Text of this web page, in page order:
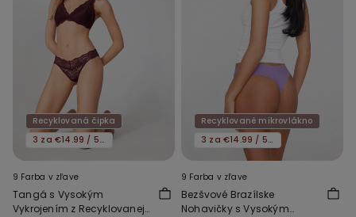
Recyklovaná čipka
3 za €14.99 / 5 za €21.99
9 Farba v zľave
Tangá s Vysokým
Vykrojením z Recyklovanej
Recyklované mikrovlákno
3 za €14.99 / 5 za €21.99
9 Farba v zľave
Bezšvové Brazílske
Nohavičky s Vysokým